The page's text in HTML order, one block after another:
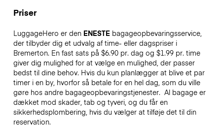
Priser
LuggageHero er den ENESTEbagageopbevaringsservice,
der tilbyder dig et udvalg af time- eller dagspriser i
Bremerton. En fast sats på $6.90 pr. dag og $1.99 pr. time
giver dig mulighed for at vælge en mulighed, der passer
bedst til dine behov. Hvis du kun planlægger at blive et par
timer i en by, hvorfor så betale for en hel dag, som du ville
gøre hos andre bagageopbevaringstjenester. Al bagage er
dækket mod skader, tab og tyveri, og du får en
sikkerhedsplombering, hvis du vælger at tilføje det til din
reservation.